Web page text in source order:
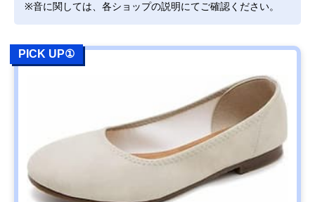
※音に関しては、各ショップの説明にてご確認ください。
PICK UP①